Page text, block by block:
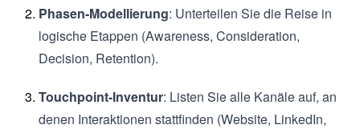
Phasen-Modellierung: Unterteilen Sie die Reise in
logische Etappen (Awareness, Consideration,
Decision, Retention).
Touchpoint-Inventur: Listen Sie alle Kanäle auf, an
denen Interaktionen stattfinden (Website, LinkedIn,